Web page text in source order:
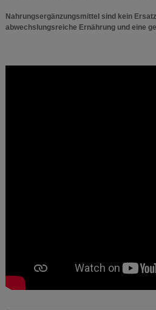
Nahrungsergänzungsmittel sind kein
abwechslungsreiche Ernährung und eine